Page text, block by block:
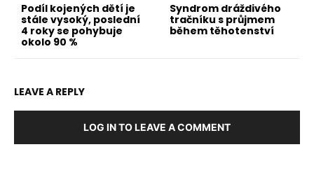
Podíl kojených dětí je
stále vysoký, poslední
4 roky se pohybuje
okolo 90 %
Syndrom dráždivého
tračníku s průjmem
během těhotenství
LEAVE A REPLY
LOG IN TO LEAVE A COMMENT